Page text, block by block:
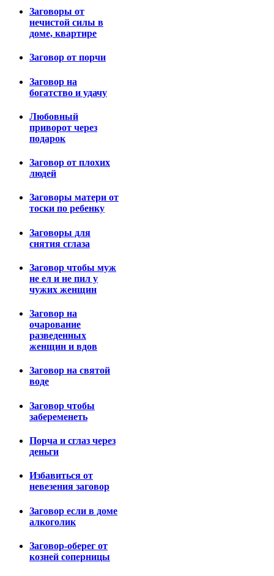
Заговоры от
нечистой силы в
доме, квартире
Заговор от порчи
Заговор на
богатство и удачу
Любовный
приворот через
подарок
Заговор от плохих
людей
Заговоры матери от
тоски по ребенку
Заговоры для
снятия сглаза
Заговор чтобы муж
не ел и не пил у
чужих женщин
Заговор на
очарование
разведенных
женщин и вдов
Заговор на святой
воде
Заговор чтобы
забеременеть
Порча и сглаз через
деньги
Избавиться от
невезения заговор
Заговор если в доме
алкоголик
Заговор-оберег от
козней соперницы